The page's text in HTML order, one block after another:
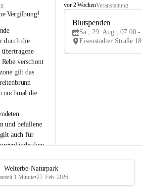
Vergilbung!
durch die
verschont
gilt das
nochmal die
und befallene
auch für
oder
roden! Bitte
Winzer
B
e
u
e
d
vor 2 WochenVeranstaltung
Blutspenden
Sa., 29. Aug., 07:00 -
Welterbe-Naturpark
1 Minute•27. Feb. 2026